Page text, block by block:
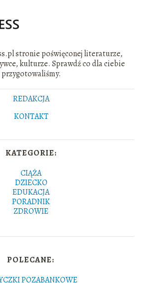
stronie poświęconej literaturze,
kulturze. Sprawdź co dla ciebie
przygotowaliśmy.
REDAKCJA
KONTAKT
KATEGORIE:
CIĄŻA
DZIECKO
EDUKACJA
PORADNIK
ZDROWIE
POLECANE:
POZABANKOWE